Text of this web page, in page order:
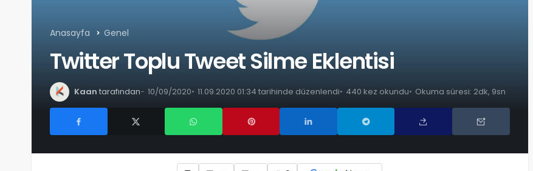
Anasayfa Genel
Twitter Toplu Tweet Silme Eklentisi
Kaan tarafından 10/09/2020 11.09.2020 01:34 tarihinde düzenlendi 440 kez okundu Okuma süresi: 2dk, 9sn